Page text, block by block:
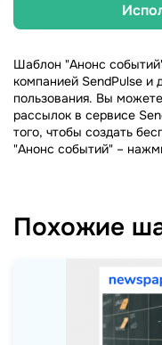
Шаблон "Анонс
компанией SendPulse и
пользования. Вы
рассылок в сервисе
того, чтобы создать
"Анонс событий" –
Похожие